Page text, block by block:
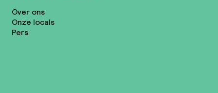
Over ons
Onze locals
Pers